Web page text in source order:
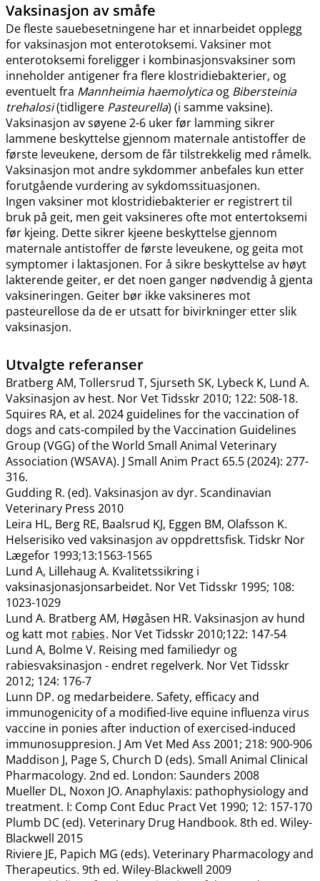
Vaksinasjon av småfe
De fleste sauebesetningene har et innarbeidet opplegg
for vaksinasjon mot enterotoksemi. Vaksiner mot
enterotoksemi foreligger i kombinasjonsvaksiner som
inneholder antigener fra flere klostridiebakterier, og
eventuelt fra Mannheimia haemolyticaog Bibersteinia
trehalosi(tidligere Pasteurella) (i samme vaksine).
Vaksinasjon av søyene 2-6 uker før lamming sikrer
lammene beskyttelse gjennom maternale antistoffer de
første leveukene, dersom de får tilstrekkelig med råmelk.
Vaksinasjon mot andre sykdommer anbefales kun etter
forutgående vurdering av sykdomssituasjonen.
Ingen vaksiner mot klostridiebakterier er registrert til
bruk på geit, men geit vaksineres ofte mot entertoksemi
før kjeing. Dette sikrer kjeene beskyttelse gjennom
maternale antistoffer de første leveukene, og geita mot
symptomer i laktasjonen. For å sikre beskyttelse av høyt
lakterende geiter, er det noen ganger nødvendig å gjenta
vaksineringen. Geiter bør ikke vaksineres mot
pasteurellose da de er utsatt for bivirkninger etter slik
vaksinasjon.
Utvalgte referanser
Bratberg AM, Tollersrud T, Sjurseth SK, Lybeck K, Lund A.
Vaksinasjon av hest. Nor Vet Tidsskr 2010; 122: 508-18.
Squires RA, et al. 2024 guidelines for the vaccination of
dogs and cats-compiled by the Vaccination Guidelines
Group (VGG) of the World Small Animal Veterinary
Association (WSAVA). J Small Anim Pract 65.5 (2024): 277-
316.
Gudding R. (ed). Vaksinasjon av dyr. Scandinavian
Veterinary Press 2010
Leira HL, Berg RE, Baalsrud KJ, Eggen BM, Olafsson K.
Helserisiko ved vaksinasjon av oppdrettsfisk. Tidskr Nor
Lægefor 1993;13:1563-1565
Lund A, Lillehaug A. Kvalitetssikring i
vaksinasjonasjonsarbeidet. Nor Vet Tidsskr 1995; 108:
1023-1029
Lund A. Bratberg AM, Høgåsen HR. Vaksinasjon av hund
og katt mot rabies. Nor Vet Tidsskr 2010;122: 147-54
Lund A, Bolme V. Reising med familiedyr og
rabiesvaksinasjon - endret regelverk. Nor Vet Tidsskr
2012; 124: 176-7
Lunn DP. og medarbeidere. Safety, efficacy and
immunogenicity of a modified-live equine influenza virus
vaccine in ponies after induction of exercised-induced
immunosuppresion. J Am Vet Med Ass 2001; 218: 900-906
Maddison J, Page S, Church D (eds). Small Animal Clinical
Pharmacology. 2nd ed. London: Saunders 2008
Mueller DL, Noxon JO. Anaphylaxis: pathophysiology and
treatment. I: Comp Cont Educ Pract Vet 1990; 12: 157-170
Plumb DC (ed). Veterinary Drug Handbook. 8th ed. Wiley-
Blackwell 2015
Riviere JE, Papich MG (eds). Veterinary Pharmacology and
Therapeutics. 9th ed. Wiley-Blackwell 2009